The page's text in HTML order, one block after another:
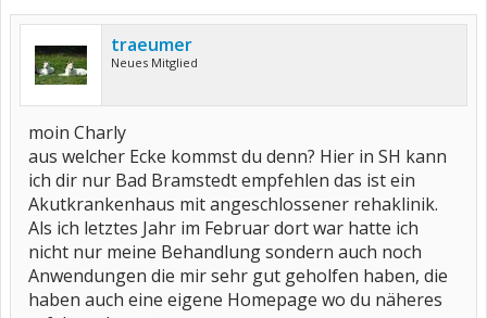
traeumer
Neues Mitglied
moin Charly
aus welcher Ecke kommst du denn? Hier in SH kann
ich dir nur Bad Bramstedt empfehlen das ist ein
Akutkrankenhaus mit angeschlossener rehaklinik.
Als ich letztes Jahr im Februar dort war hatte ich
nicht nur meine Behandlung sondern auch noch
Anwendungen die mir sehr gut geholfen haben, die
haben auch eine eigene Homepage wo du näheres